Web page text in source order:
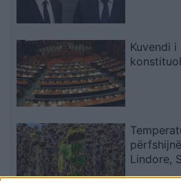
Kuvendi
Lindore,
gradë